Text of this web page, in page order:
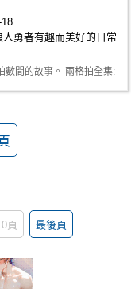
勇者有趣而美好的日常
數間的故事。 兩格拍全集:
頁 最後頁